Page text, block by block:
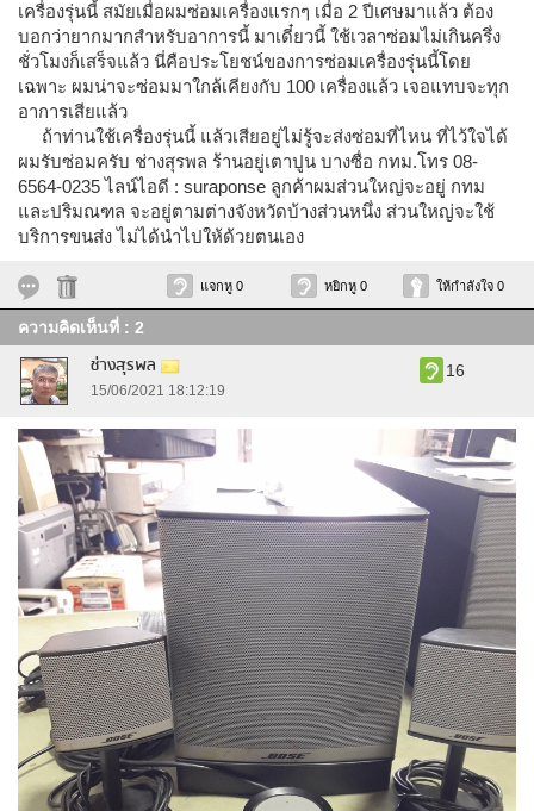
เครื่องรุ่นนี้ สมัยเมื่อผมซ่อมเครื่องแรกๆ เมื่อ 2 ปีเศษมาแล้ว ต้อง
บอกว่ายากมากสำหรับอาการนี้ มาเดี๋ยวนี้ ใช้เวลาซ่อมไม่เกินครึ่ง
ชั่วโมงก็เสร็จแล้ว นี่คือประโยชน์ของการซ่อมเครื่องรุ่นนี้โดย
เฉพาะ ผมน่าจะซ่อมมาใกล้เคียงกับ 100 เครื่องแล้ว เจอแทบจะทุก
อาการเสียแล้ว
ถ้าท่านใช้เครื่องรุ่นนี้ แล้วเสียอยู่ไม่รู้จะส่งซ่อมที่ไหน ที่ไว้ใจได้
ผมรับซ่อมครับ ช่างสุรพล ร้านอยู่เตาปูน บางซื่อ กทม.โทร 08-
6564-0235 ไลน์ไอดี : suraponse ลูกค้าผมส่วนใหญ่จะอยู่ กทม
และปริมณฑล จะอยู่ตามต่างจังหวัดบ้างส่วนหนึ่ง ส่วนใหญ่จะใช้
บริการขนส่ง ไม่ได้นำไปให้ด้วยตนเอง
แจกหู 0 หยิกหู 0 ให้กำลังใจ 0
ความคิดเห็นที่ : 2
ช่างสุรพล
15/06/2021 18:12:19
16